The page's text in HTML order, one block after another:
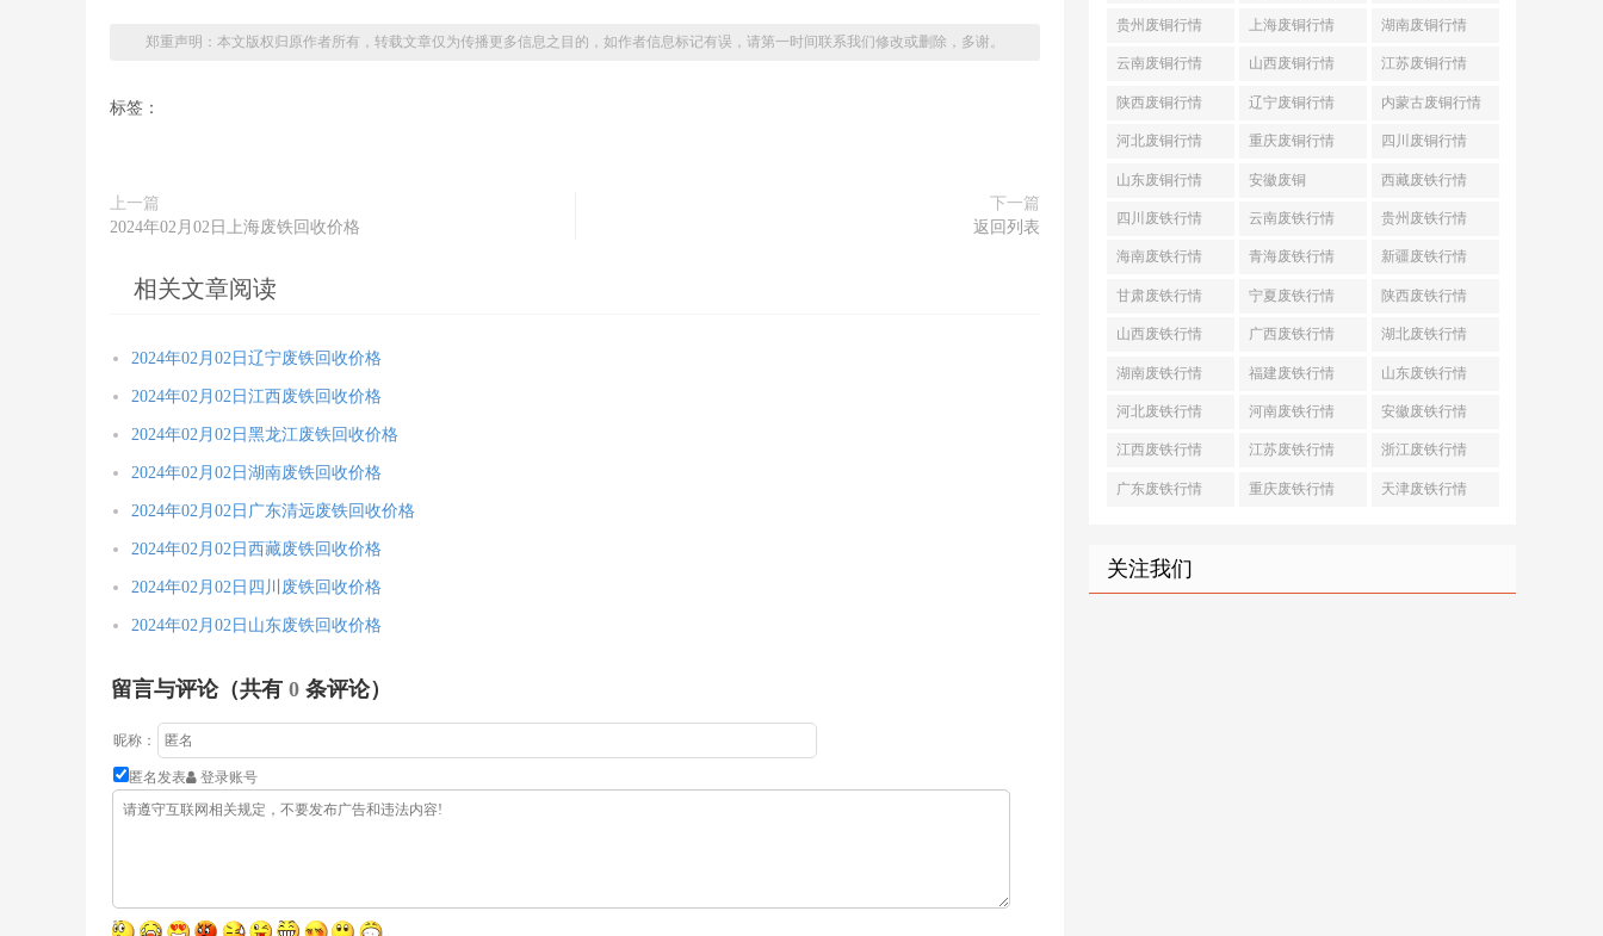
郑重声明：本文版权归原作者所有，转载文章仅为传播更多信息之目的，如作者信息标记有误，请第一时间联系我们修改或删除，多谢。
标签：
上一篇
2024年02月02日上海废铁回收价格
下一篇
返回列表
相关文章阅读
2024年02月02日辽宁废铁回收价格
2024年02月02日江西废铁回收价格
2024年02月02日黑龙江废铁回收价格
2024年02月02日湖南废铁回收价格
2024年02月02日广东清远废铁回收价格
2024年02月02日西藏废铁回收价格
2024年02月02日四川废铁回收价格
2024年02月02日山东废铁回收价格
留言与评论（共有 0 条评论）
昵称：
匿名发表 登录账号
贵州废铜行情 上海废铜行情 湖南废铜行情
云南废铜行情 山西废铜行情 江苏废铜行情
陕西废铜行情 辽宁废铜行情 内蒙古废铜行情
河北废铜行情 重庆废铜行情 四川废铜行情
山东废铜行情 安徽废铜 西藏废铁行情
四川废铁行情 云南废铁行情 贵州废铁行情
海南废铁行情 青海废铁行情 新疆废铁行情
甘肃废铁行情 宁夏废铁行情 陕西废铁行情
山西废铁行情 广西废铁行情 湖北废铁行情
湖南废铁行情 福建废铁行情 山东废铁行情
河北废铁行情 河南废铁行情 安徽废铁行情
江西废铁行情 江苏废铁行情 浙江废铁行情
广东废铁行情 重庆废铁行情 天津废铁行情
关注我们